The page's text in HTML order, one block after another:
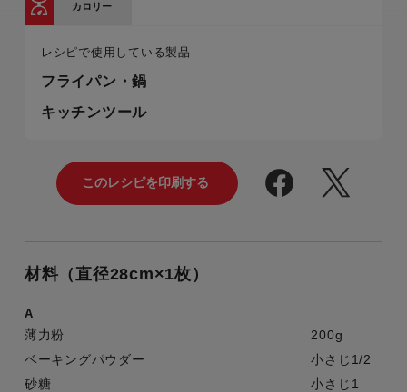
カロリー
レシピで使用している製品
フライパン・鍋
キッチンツール
材料（直径28cm×1枚）
A
薄力粉
200g
ベーキングパウダー
小さじ1/2
砂糖
小さじ1